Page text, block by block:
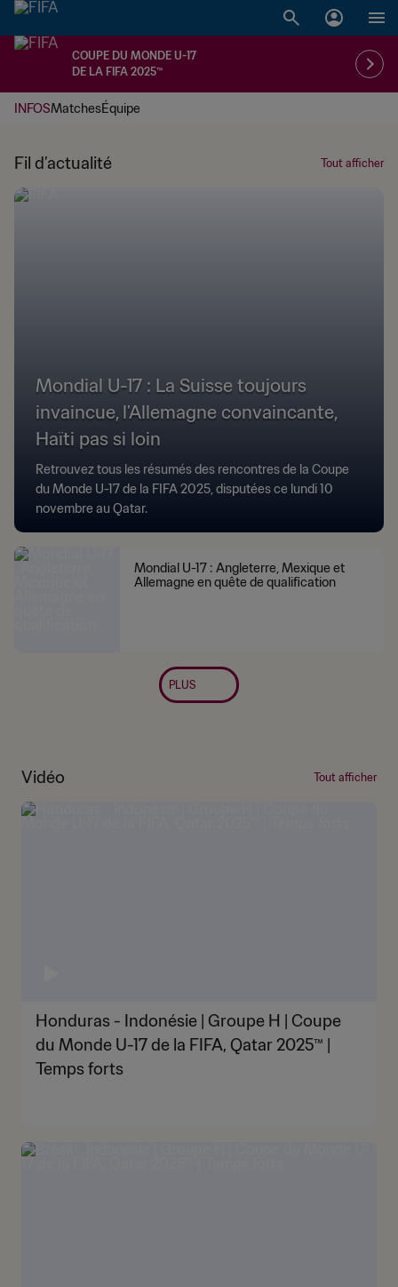
COUPE DU MONDE U-17
DE LA FIFA 2025™
INFOSMatchesÉquipe
Fil d’actualité Tout afficher
Mondial U-17 : La Suisse toujours
invaincue, l'Allemagne convaincante,
Haïti pas si loin
Retrouvez tous les résumés des rencontres de la Coupe
du Monde U-17 de la FIFA 2025, disputées ce lundi 10
novembre au Qatar.
Mondial U-17 : Angleterre, Mexique et
Allemagne en quête de qualification
PLUS
Vidéo Tout afficher
Honduras - Indonésie | Groupe H | Coupe
du Monde U-17 de la FIFA, Qatar 2025™ |
Temps forts